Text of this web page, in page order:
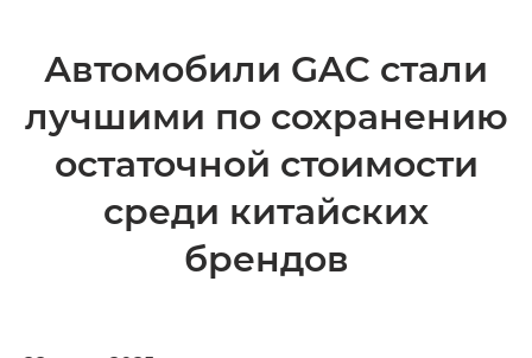
Автомобили GAC стали
лучшими по сохранению
остаточной стоимости
среди китайских
брендов